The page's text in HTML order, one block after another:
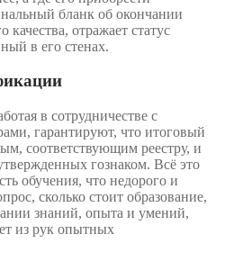
бланк об окончании
качества, отражает статус
в его стенах.
в сотрудничестве с
гарантируют, что итоговый
соответствующим реестру, и
гознаком. Всё это
обучения, что недорого и
сколько стоит образование,
знаний, опыта и умений,
из рук опытных